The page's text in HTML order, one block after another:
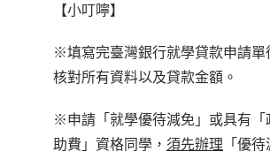
【小叮嚀】
※填寫完臺灣銀行就學貸款申請單
核對所有資料以及貸款金額。
※申請「就學優待減免」或具有「
助費」資格同學， 須先辦理 「優